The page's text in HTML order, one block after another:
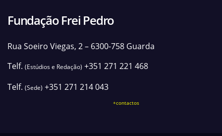
Fundação Frei Pedro
Rua Soeiro Viegas, 2 – 6300-758 Guarda
Telf. (Estúdios e Redação) +351 271 221 468
Telf. (Sede) +351 271 214 043
+contactos